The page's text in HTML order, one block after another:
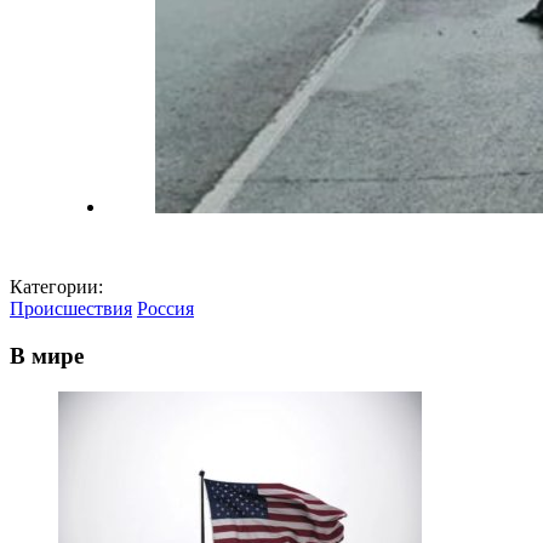
Категории:
Происшествия Россия
В мире